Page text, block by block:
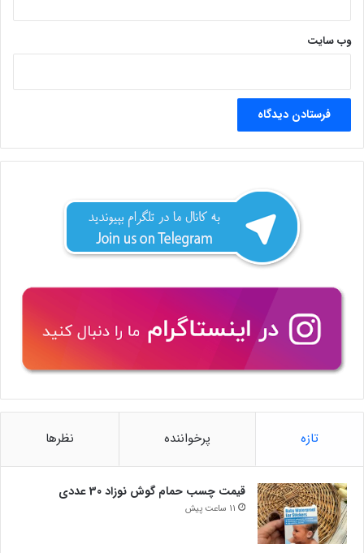
وب‌ سایت
تازه پرخواننده نظرها
قیمت چسب حمام گوش نوزاد 30 عددی
11 ساعت پیش